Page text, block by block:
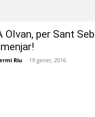
Olvan, per Sant
Riu - 19 gener, 2016